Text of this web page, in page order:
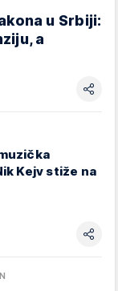
u Srbiji:
a
Kejv stiže na